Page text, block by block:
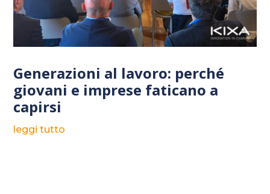
Generazioni al lavoro: perché
giovani e imprese faticano a
capirsi
leggi tutto